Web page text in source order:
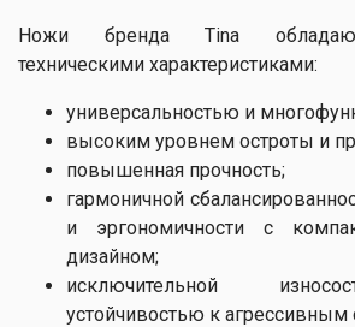
Ножи бренда Tina
техническими характеристиками:
универсальностью и
высоким уровнем остроты и
повышенная прочность;
гармоничной
и эргономичности с
дизайном;
исключительной
устойчивостью к агрессивным